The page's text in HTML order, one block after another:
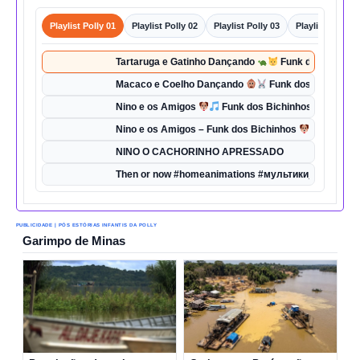
Playlist Polly 01 Playlist Polly 02 Playlist Polly 03 Playlist Polly
Tartaruga e Gatinho Dançando Funk dos
Macaco e Coelho Dançando Funk dos
Nino e os Amigos Funk dos Bichinhos | Dança
Nino e os Amigos – Funk dos Bichinhos
NINO O CACHORINHO APRESSADO
Then or now #homeanimations
PUBLICIDADE | PÓS ESTÓRIAS INFANTIS DA POLLY
Garimpo de Minas